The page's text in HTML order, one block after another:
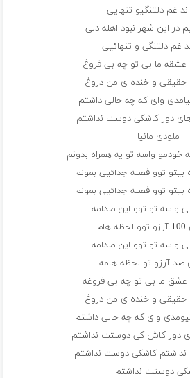
غم دلتنگیو تنهایی
در این شهر نبود اهله دلی
غم دلتنگی و تنهائیی
عشقه ما بی تو چه بی فروغ
حقیقی و خنده ی من دروغ
وای که چه حالی داشتم
دور کاشکی دوست نداشتم
ملودی مانیا
خودمو واسه تو یه همراه بدونم
بیتو توو فصله جدائیی بمونم
بیتو توو فصله جدائیی بمونم
واسه تو توو این صدامه
واسه تو توو این صدامه
صد آرزو تو لحظه هامه
عشق ما بی تو چه بی فروغه
حقیقی و خنده ی من دروغ
وای که چه حالی داشتم
دور کاش کی دوستت نداشتم
کاشکی دوست نداشتم
دوستت نداشتم